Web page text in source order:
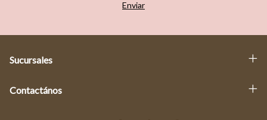
Sucursales
Contactános